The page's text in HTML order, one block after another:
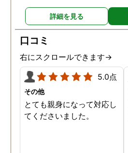
何かあればいつでも相談し
てくださいと仰ってくださ
るのが本当に心強いです。
どこに調査を依頼しようか
迷ってる方いましたら、是
非ここをオススメします！
詳細を見る
口コミ
右にスクロールできます→
5.0点
その他
とても親身になって対応し
てくださいました。